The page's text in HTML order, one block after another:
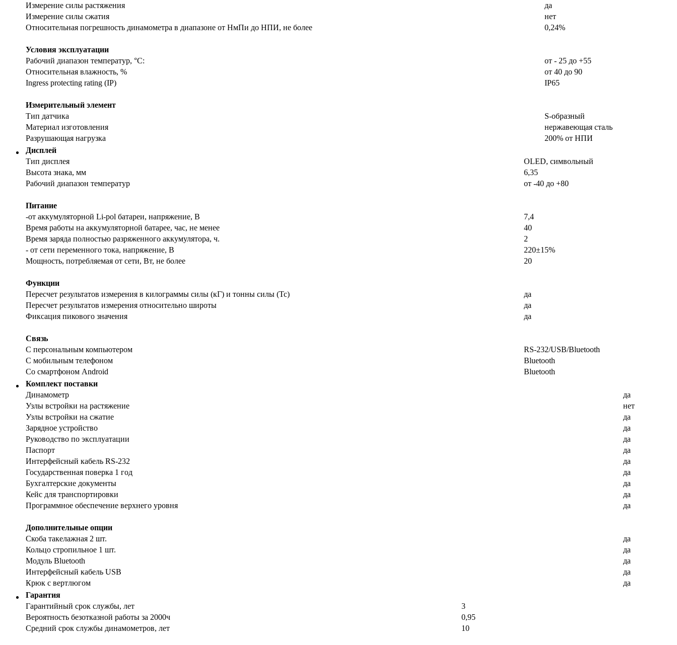
Измерение силы растяжения
да
Измерение силы сжатия
нет
Относительная погрешность динамометра в диапазоне от НмПи до НПИ, не более
0,24%
Условия эксплуатации
Рабочий диапазон температур, °С:
от - 25 до +55
Относительная влажность, %
от 40 до 90
Ingress protecting rating (IP)
IP65
Измерительный элемент
Тип датчика
S-образный
Материал изготовления
нержавеющая сталь
Разрушающая нагрузка
200% от НПИ
Дисплей
Тип дисплея
OLED, символьный
Высота знака, мм
6,35
Рабочий диапазон температур
от -40 до +80
Питание
-от аккумуляторной Li-pol батареи, напряжение, В
7,4
Время работы на аккумуляторной батарее, час, не менее
40
Время заряда полностью разряженного аккумулятора, ч.
2
- от сети переменного тока, напряжение, В
220±15%
Мощность, потребляемая от сети, Вт, не более
20
Функции
Пересчет результатов измерения в килограммы силы (кГ) и тонны силы (Тс)
да
Пересчет результатов измерения относительно широты
да
Фиксация пикового значения
да
Связь
С персональным компьютером
RS-232/USB/Bluetooth
С мобильным телефоном
Bluetooth
Со смартфоном Android
Bluetooth
Комплект поставки
Динамометр
да
Узлы встройки на растяжение
нет
Узлы встройки на сжатие
да
Зарядное устройство
да
Руководство по эксплуатации
да
Паспорт
да
Интерфейсный кабель RS-232
да
Государственная поверка 1 год
да
Бухгалтерские документы
да
Кейс для транспортировки
да
Программное обеспечение верхнего уровня
да
Дополнительные опции
Скоба такелажная 2 шт.
да
Кольцо стропильное 1 шт.
да
Модуль Bluetooth
да
Интерфейсный кабель USB
да
Крюк с вертлюгом
да
Гарантия
Гарантийный срок службы, лет
3
Вероятность безотказной работы за 2000ч
0,95
Средний срок службы динамометров, лет
10